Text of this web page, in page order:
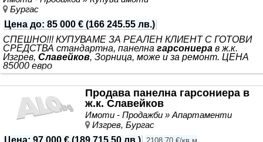
Бургас
Цена до: 85 000 € (166 245.55 лв.)
СПЕШНО!!! КУПУВАМЕ ЗА РЕАЛЕН КЛИЕНТ С ГОТОВИ
СРЕДСТВА стандартна, панелна гарсониера в ж.к.
Изгрев, Славейков, Зорница, може и за ремонт. ЦЕНА
85000 eвро
Продава панелна гарсониера в
ж.к. Славейков
Имоти - Продажби » Апартаменти
Изгрев, Бургас